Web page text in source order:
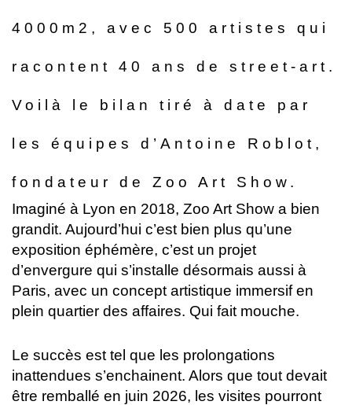
4000m2, avec 500 artistes qui
racontent 40 ans de street-art.
Voilà le bilan tiré à date par
les équipes d’Antoine Roblot,
fondateur de Zoo Art Show.
Imaginé à Lyon en 2018, Zoo Art Show a bien
grandit. Aujourd’hui c’est bien plus qu’une
exposition éphémère, c’est un projet
d’envergure qui s’installe désormais aussi à
Paris, avec un concept artistique immersif en
plein quartier des affaires. Qui fait mouche.
Le succès est tel que les prolongations
inattendues s’enchainent. Alors que tout devait
être remballé en juin 2026, les visites pourront